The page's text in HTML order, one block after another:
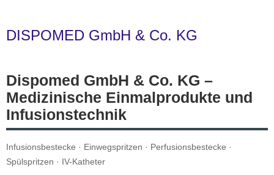
DISPOMED GmbH & Co. KG
Dispomed GmbH & Co. KG –
Medizinische Einmalprodukte und
Infusionstechnik
Infusionsbestecke · Einwegspritzen · Perfusionsbestecke ·
Spülspritzen · IV-Katheter